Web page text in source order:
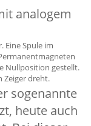
Eine Spule im
Nullposition gestellt.
Zeiger dreht.
sogenannte
heute auch